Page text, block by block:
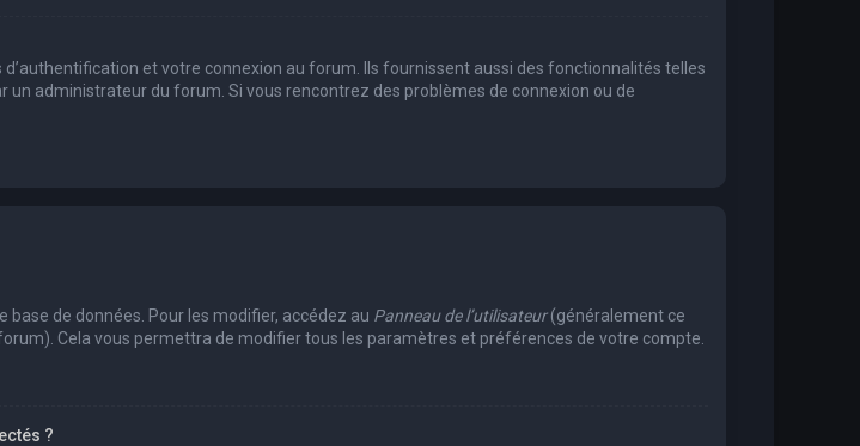
et votre connexion au forum. Ils fournissent aussi des fonctionnalités telles
administrateur du forum. Si vous rencontrez des problèmes de connexion ou de
de données. Pour les modifier, accédez au Panneau de l’utilisateur(généralement ce
Cela vous permettra de modifier tous les paramètres et préférences de votre compte.
?